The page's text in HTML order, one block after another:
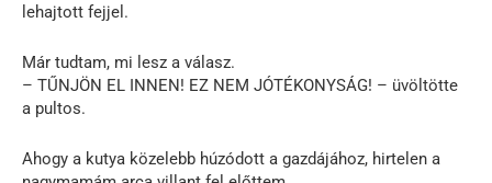
lehajtott fejjel.
Már tudtam, mi lesz a válasz.
– TŰNJÖN EL INNEN! EZ NEM JÓTÉKONYSÁG! – üvöltötte
a pultos.
Ahogy a kutya közelebb húzódott a gazdájához, hirtelen a